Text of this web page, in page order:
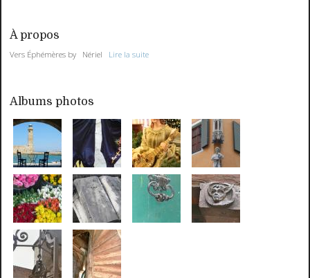
À propos
Vers Éphémères by Nériel Lire la suite
Albums photos